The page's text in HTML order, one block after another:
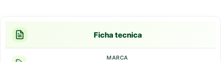
Ficha tecnica
MARCA